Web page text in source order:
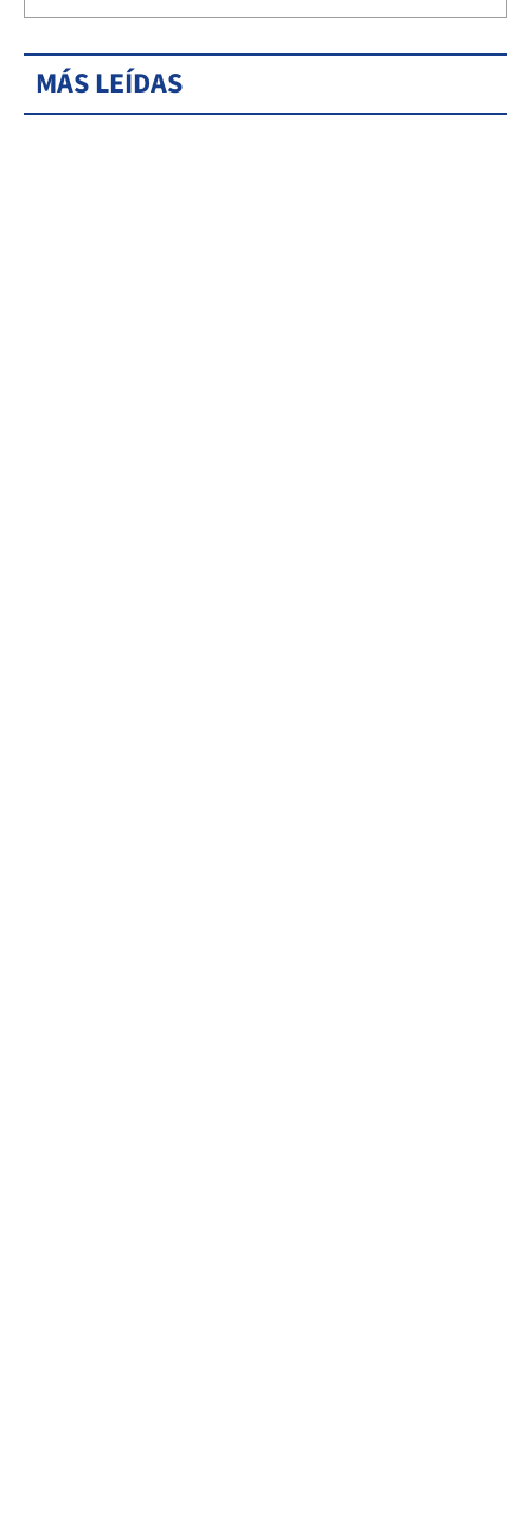
MÁS LEÍDAS